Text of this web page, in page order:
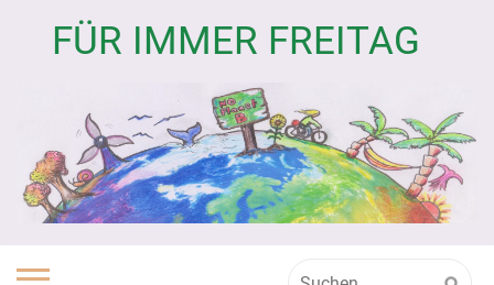
FÜR IMMER FREITAG